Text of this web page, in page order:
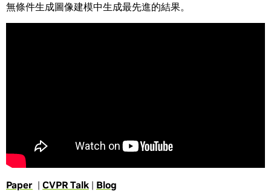
無條件生成圖像建模中生成最先進的結果。
Paper | CVPR Talk | Blog